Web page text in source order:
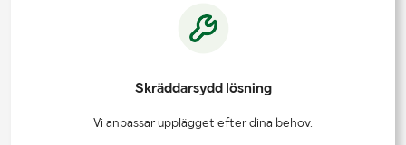
Skräddarsydd lösning
Vi anpassar upplägget efter dina behov.